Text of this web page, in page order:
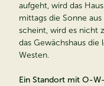
aufgeht, wird das
mittags die Sonne
scheint, wird es nicht
das Gewächshaus
Westen.
Ein Standort mit O-